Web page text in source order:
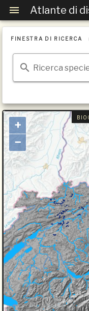
Atlante di
FINESTRA DI RICERCA
Ricerca
+
−